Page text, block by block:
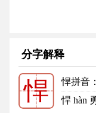
分字解释
悍 悍拼音
10
悍 hàn